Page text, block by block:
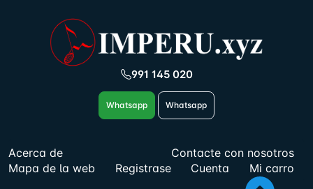
991 145 020
Whatsapp Whatsapp
Acerca de
Contacte con nosotros
Mapa de la web
Registrase Cuenta Mi carro